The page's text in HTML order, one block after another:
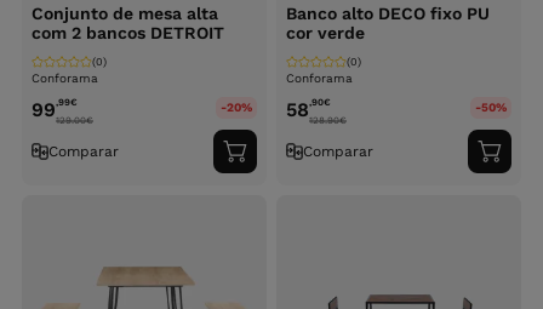
Conjunto de mesa alta
com 2 bancos DETROIT
Conforama
(0)
99,99€
129.00€
-20%
Comparar
Adicionar
ao
Banco alto DECO fixo PU
cor verde
Conforama
(0)
58,90€
128.90€
-50%
Comparar
ao